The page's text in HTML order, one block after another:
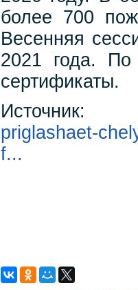
более 700
Весенняя
2021 года. По
сертификаты.
priglashaet-
f...